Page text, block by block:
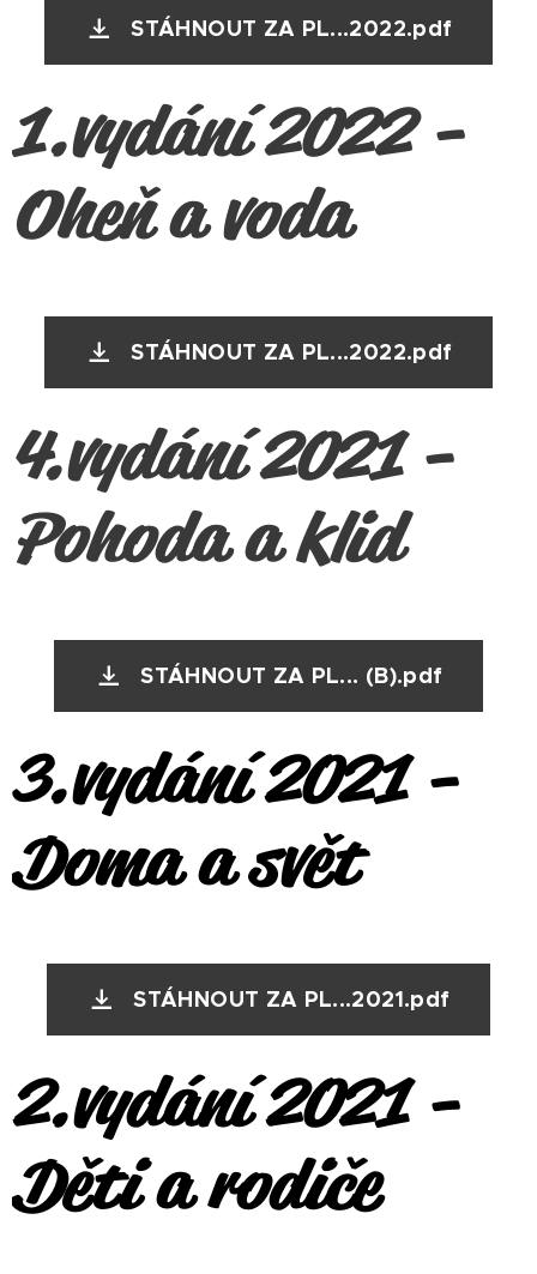
STÁHNOUT ZA PL...2022.pdf
1.vydání 2022 -
Oheň a voda
STÁHNOUT ZA PL...2022.pdf
4.vydání 2021 -
Pohoda a klid
STÁHNOUT ZA PL... (B).pdf
3.vydání 2021 -
Doma a svět
STÁHNOUT ZA PL...2021.pdf
2.vydání 2021 -
Děti a rodiče